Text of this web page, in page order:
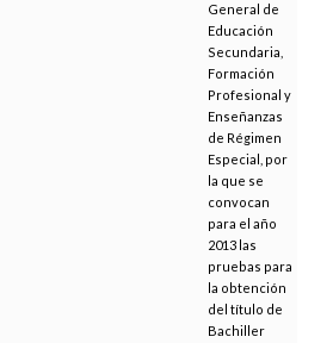
General de
Educación
Secundaria,
Formación
Profesional y
Enseñanzas
de Régimen
Especial, por
la que se
convocan
para el año
2013 las
pruebas para
la obtención
del título de
Bachiller